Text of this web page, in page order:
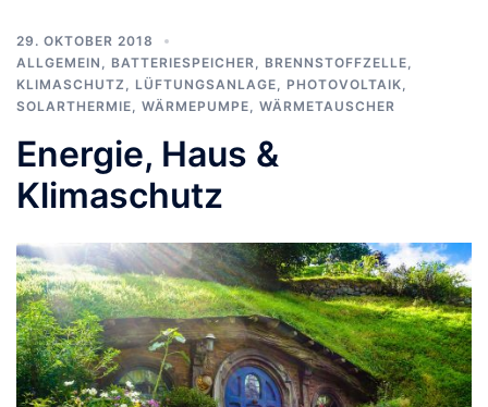
29. OKTOBER 2018
ALLGEMEIN
BATTERIESPEICHER BRENNSTOFFZELLE
KLIMASCHUTZ
LÜFTUNGSANLAGE PHOTOVOLTAIK
SOLARTHERMIE
WÄRMEPUMPE WÄRMETAUSCHER
Energie, Haus &
Klimaschutz